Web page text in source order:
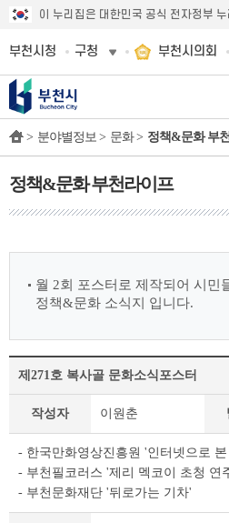
이 누리집은 대한민국 공식 전자정부
부천시청 구청 부천시의회
> 분야별정보 > 문화 > 정책&문화 부
정책&문화 부천라이프
월 2회 포스터로 제작되어 시민
정책&문화 소식지 입니다.
화
부
천
제271호 복사골 문화소식포스터
작성자 이원춘
- 한국만화영상진흥원 '인터넷으로
- 부천필코러스 '제리 멕코이 초청 연
- 부천문화재단 '뒤로가는 기차'